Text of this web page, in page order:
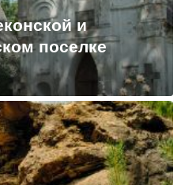
и
поселке